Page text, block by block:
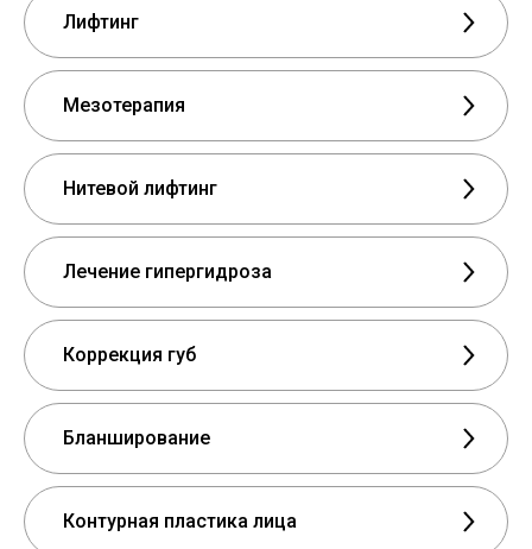
Лифтинг
Мезотерапия
Нитевой лифтинг
Лечение гипергидроза
Коррекция губ
Бланширование
Контурная пластика лица